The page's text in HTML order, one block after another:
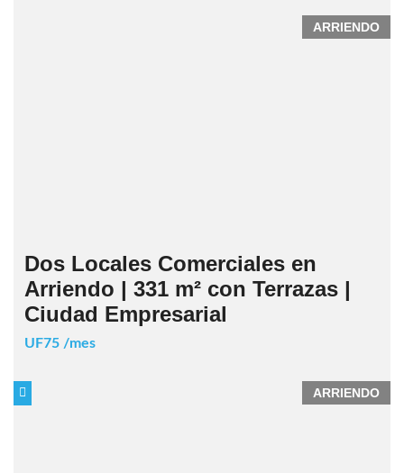
ARRIENDO
Dos Locales Comerciales en
Arriendo | 331 m² con Terrazas |
Ciudad Empresarial
UF75 /mes
ARRIENDO